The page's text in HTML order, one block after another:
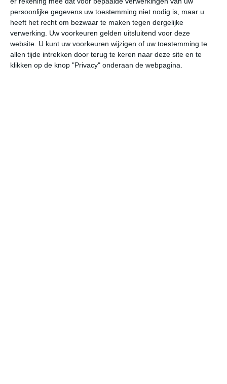
persoonlijke gegevens uw toestemming niet nodig is, maar u
heeft het recht om bezwaar te maken tegen dergelijke
verwerking. Uw voorkeuren gelden uitsluitend voor deze
website. U kunt uw voorkeuren wijzigen of uw toestemming te
allen tijde intrekken door terug te keren naar deze site en te
klikken op de knop "Privacy" onderaan de webpagina.
08:00 11:00 14:00 17:00 20:00
08:00 11:00 14:00 17:00 20:00